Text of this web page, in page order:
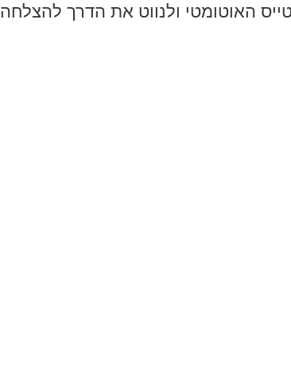
האוטומטי ולנווט את הדרך להצלחה